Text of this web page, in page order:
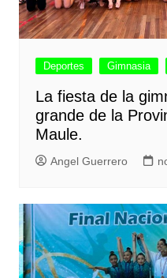
Deportes Gimnasia
La fiesta de la
grande de la
Maule.
Angel Guerrero